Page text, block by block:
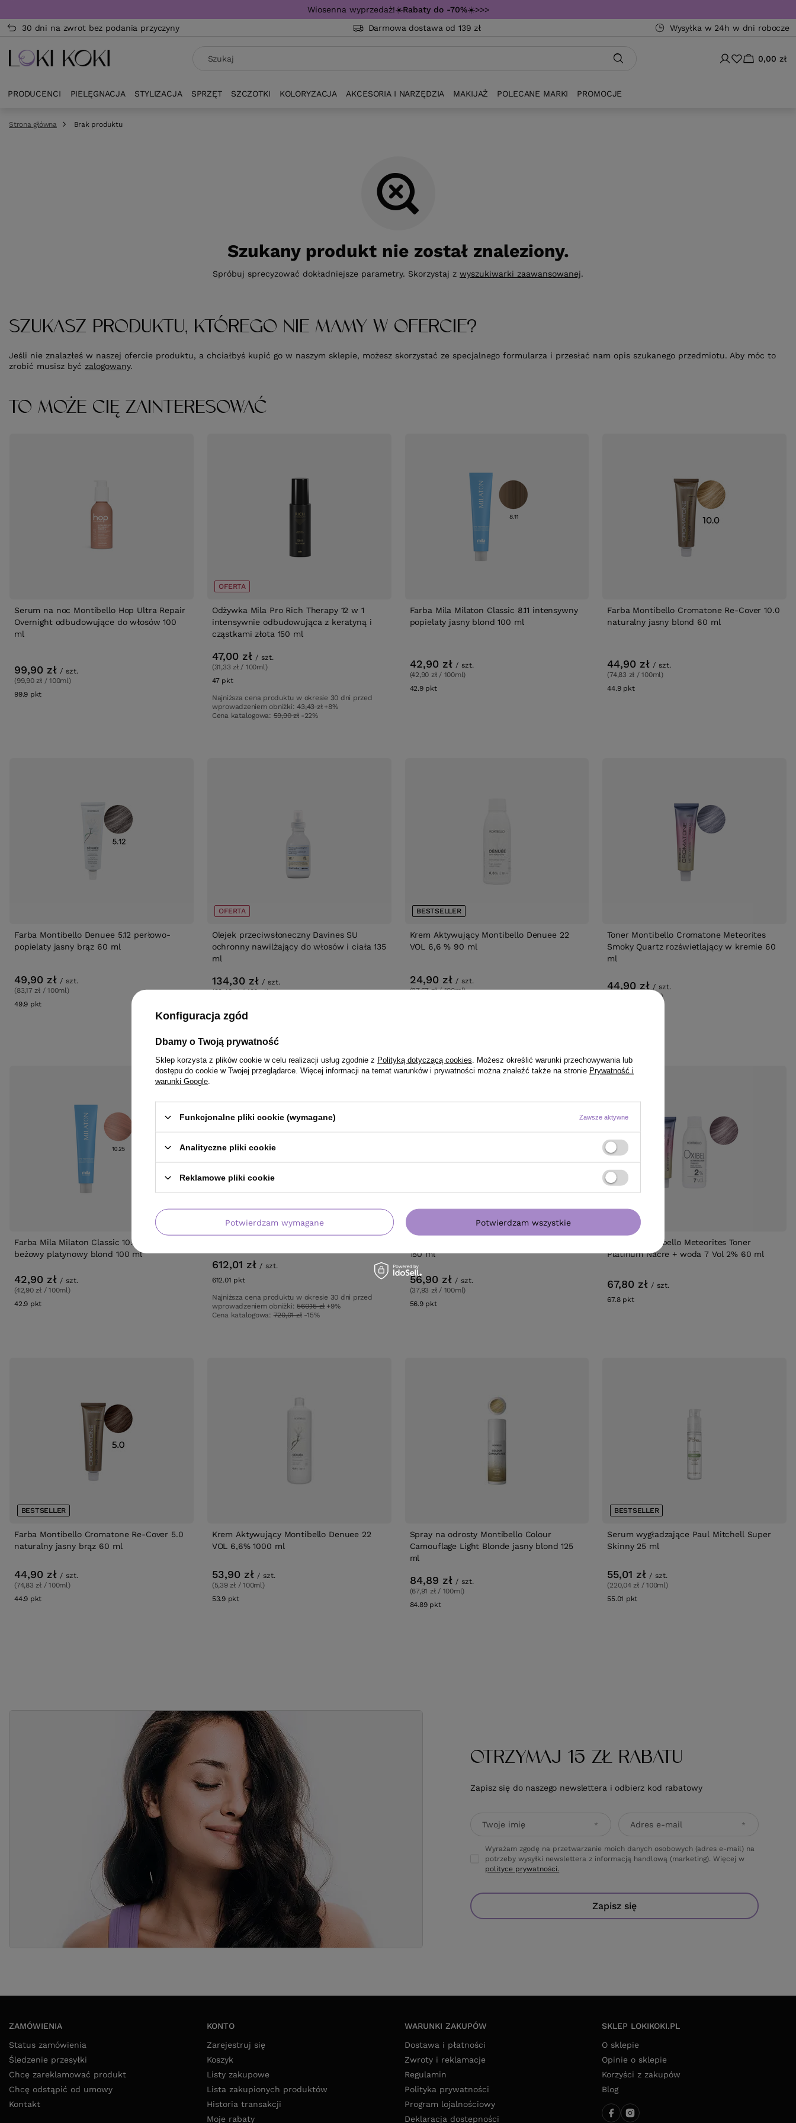
Wiosenna wyprzedaż!☀️Rabaty do -70%☀️>>>
30 dni na zwrot bez podania przyczyny
Darmowa dostawa od 139 zł Wysyłka w 24h w dni robocze
0,00 zł
PRODUCENCI PIELĘGNACJA STYLIZACJA SPRZĘT SZCZOTKI KOLORYZACJA AKCESORIA I NARZĘDZIA MAKIJAŻ POLECANE MARKI PROMOCJE
Strona główna Brak produktu
Szukany produkt nie został znaleziony.
Spróbuj sprecyzować dokładniejsze parametry. Skorzystaj z wyszukiwarki zaawansowanej.
SZUKASZ PRODUKTU, KTÓREGO NIE MAMY W OFERCIE?
Jeśli nie znalazłeś w naszej ofercie produktu, a chciałbyś kupić go w naszym sklepie, możesz skorzystać ze specjalnego formularza i przesłać nam opis szukanego przedmiotu. Aby móc to
zrobić musisz być zalogowany.
TO MOŻE CIĘ ZAINTERESOWAĆ
Serum na noc Montibello Hop Ultra Repair
Overnight odbudowujące do włosów 100
ml
99,90 zł / szt.
(99,90 zł / 100ml)
99.9 pkt
OFERTA
Odżywka Mila Pro Rich Therapy 12 w 1
intensywnie odbudowująca z keratyną i
cząstkami złota 150 ml
47,00 zł / szt.
(31,33 zł / 100ml)
47 pktpunktów
Najniższa cena produktu w okresie 30 dni przed
wprowadzeniem obniżki:43,43 zł +8%
Cena katalogowa:59,90 zł -22%
Farba Mila Milaton Classic 8.11 intensywny
popielaty jasny blond 100 ml
42,90 zł / szt.
(42,90 zł / 100ml)
42.9 pktpunktów
Farba Montibello Cromatone Re-Cover 10.0
naturalny jasny blond 60 ml
44,90 zł / szt.
(74,83 zł / 100ml)
44.9 pktpunktów
Farba Montibello Denuee 5.12 perłowo-
popielaty jasny brąz 60 ml
49,90 zł / szt.
(83,17 zł / 100ml)
49.9 pkt
OFERTA
Olejek przeciwsłoneczny Davines SU
ochronny nawilżający do włosów i ciała 135
ml
134,30 zł / szt.
(99,48 zł / 100ml)
wprowadzeniem obniżki:
Cena katalogowa:
BESTSELLER
Krem Aktywujący Montibello Denuee 22
VOL 6,6 % 90 ml
24,90 zł / szt.
(27,67 zł / 100ml)
Toner Montibello Cromatone Meteorites
Smoky Quartz rozświetlający w kremie 60
ml
44,90 zł / szt.
(74,83 zł / 100ml)
Farba Mila Milaton Classic 10.25 czerwony
beżowy platynowy blond 100 ml
42,90 zł / szt.
(42,90 zł / 100ml)
42.9 pkt
OFERTA DARMOWA DOSTAWA
612,01 zł / szt.
612.01 pktpunktów
Najniższa cena produktu w okresie 30 dni przed
wprowadzeniem obniżki:560,15 zł +9%
Cena katalogowa:720,01 zł -15%
150 ml
56,90 zł / szt.
(37,93 zł / 100ml)
56.9 pktpunktów
Zestaw Montibello Meteorites Toner
Platinum Nacre + woda 7 Vol 2% 60 ml
67,80 zł / szt.
67.8 pktpunktów
BESTSELLER
Farba Montibello Cromatone Re-Cover 5.0
naturalny jasny brąz 60 ml
44,90 zł / szt.
(74,83 zł / 100ml)
44.9 pkt
Krem Aktywujący Montibello Denuee 22
VOL 6,6% 1000 ml
53,90 zł / szt.
(5,39 zł / 100ml)
53.9 pktpunktów
Spray na odrosty Montibello Colour
Camouflage Light Blonde jasny blond 125
ml
84,89 zł / szt.
(67,91 zł / 100ml)
84.89 pktpunktów
BESTSELLER
Serum wygładzające Paul Mitchell Super
Skinny 25 ml
55,01 zł / szt.
(220,04 zł / 100ml)
55.01 pkt
OTRZYMAJ 15 ZŁ RABATU
Zapisz się do naszego newslettera i odbierz kod rabatowy
Twoje imię Adres e-mail
Wyrażam zgodę na przetwarzanie moich danych osobowych (adres e-mail) na
potrzeby wysyłki newslettera z informacją handlową (marketing). Więcej w
polityce prywatności.
Zapisz się
ZAMÓWIENIA
Status zamówienia
Śledzenie przesyłki
Chcę zareklamować produkt
Chcę odstąpić od umowy
Kontakt
KONTO
Zarejestruj się
Koszyk
Listy zakupowe
Lista zakupionych produktów
Historia transakcji
Moje rabaty
WARUNKI ZAKUPÓW
Dostawa i płatności
Zwroty i reklamacje
Regulamin
Polityka prywatności
Program lojalnościowy
Deklaracja dostępności
SKLEP LOKIKOKI.PL
O sklepie
Opinie o sklepie
Korzyści z zakupów
Blog
Konfiguracja zgód
Dbamy o Twoją prywatność
Sklep korzysta z plików cookie w celu realizacji usług zgodnie z Polityką dotyczącą cookies . Możesz określić warunki przechowywania lub
dostępu do cookie w Twojej przeglądarce. Więcej informacji na temat warunków i prywatności można znaleźć także na stronie Prywatność i
warunki Google
Funkcjonalne pliki cookie (wymagane) Zawsze aktywne
Analityczne pliki cookie
Reklamowe pliki cookie
Potwierdzam wymagane Potwierdzam wszystkie